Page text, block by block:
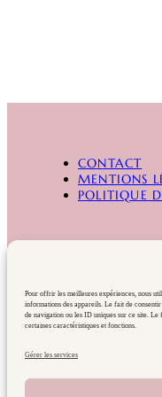
Pour offrir les meilleures expériences, nous
informations des appareils. Le fait de
de navigation ou les ID uniques sur ce site.
certaines caractéristiques et fonctions.
Gérer les services
CONTACT
MENTIONS
POLITIQUE